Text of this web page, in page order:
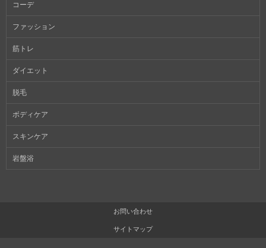
コーデ
ファッション
筋トレ
ダイエット
脱毛
ボディケア
スキンケア
岩盤浴
お問い合わせ
サイトマップ